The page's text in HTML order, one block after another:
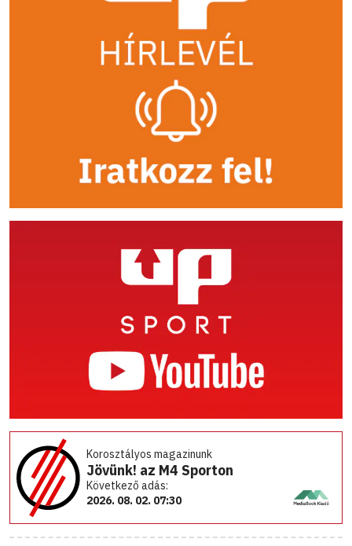
Korosztályos magazinunk
Jövünk! az M4 Sporton
Következő adás:
2026. 08. 02. 07:30